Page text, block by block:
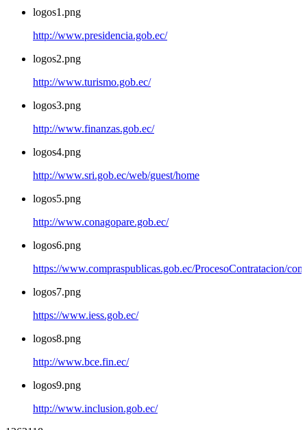
logos1.png
http://www.presidencia.gob.ec/
logos2.png
http://www.turismo.gob.ec/
logos3.png
http://www.finanzas.gob.ec/
logos4.png
http://www.sri.gob.ec/web/guest/home
logos5.png
http://www.conagopare.gob.ec/
logos6.png
https://www.compraspublicas.gob.ec/ProcesoContratacion/
logos7.png
https://www.iess.gob.ec/
logos8.png
http://www.bce.fin.ec/
logos9.png
http://www.inclusion.gob.ec/